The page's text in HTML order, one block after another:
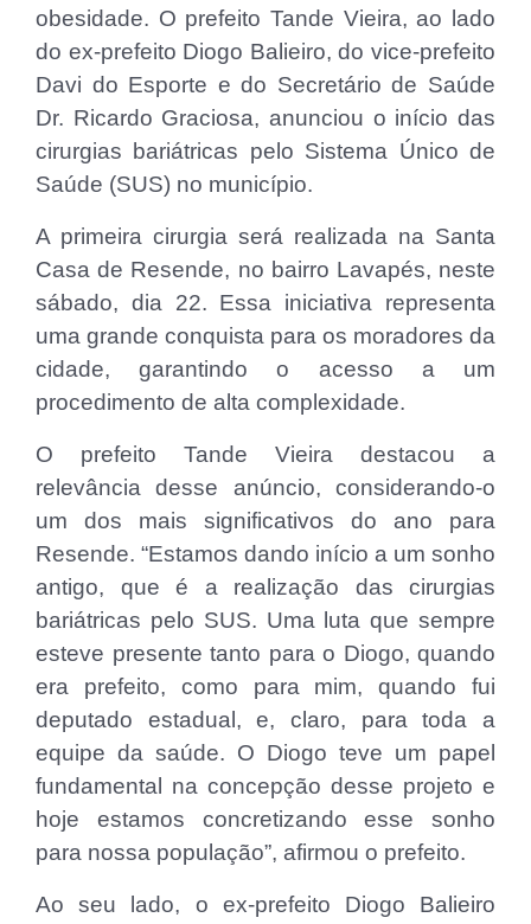
obesidade. O prefeito Tande Vieira, ao lado
do ex-prefeito Diogo Balieiro, do vice-prefeito
Davi do Esporte e do Secretário de Saúde
Dr. Ricardo Graciosa, anunciou o início das
cirurgias bariátricas pelo Sistema Único de
Saúde (SUS) no município.
A primeira cirurgia será realizada na Santa
Casa de Resende, no bairro Lavapés, neste
sábado, dia 22. Essa iniciativa representa
uma grande conquista para os moradores da
cidade, garantindo o acesso a um
procedimento de alta complexidade.
O prefeito Tande Vieira destacou a
relevância desse anúncio, considerando-o
um dos mais significativos do ano para
Resende. “Estamos dando início a um sonho
antigo, que é a realização das cirurgias
bariátricas pelo SUS. Uma luta que sempre
esteve presente tanto para o Diogo, quando
era prefeito, como para mim, quando fui
deputado estadual, e, claro, para toda a
equipe da saúde. O Diogo teve um papel
fundamental na concepção desse projeto e
hoje estamos concretizando esse sonho
para nossa população”, afirmou o prefeito.
Ao seu lado, o ex-prefeito Diogo Balieiro